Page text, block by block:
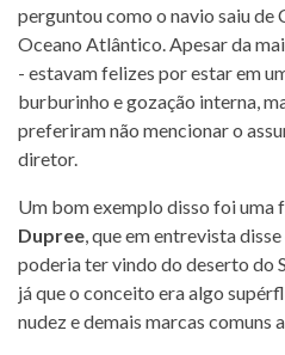
perguntou como o navio saiu de
Oceano Atlântico. Apesar da
- estavam felizes por estar em
burburinho e gozação interna,
preferiram não mencionar o
diretor.
Um bom exemplo disso foi uma
Dupree, que em entrevista
poderia ter vindo do deserto do
já que o conceito era algo
nudez e demais marcas comuns